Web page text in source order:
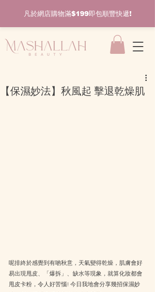
凡於網店購物滿$199即包順豐快遞!
【保濕妙法】秋風起 擊退乾燥肌
呢排終於感覺到有啲秋意，天氣變得乾燥，肌膚會好
易出現甩皮、「爆拆」、缺水等現象，就算化妝都會
甩皮卡粉，令人好苦惱! 今日我地會分享幾招保濕妙